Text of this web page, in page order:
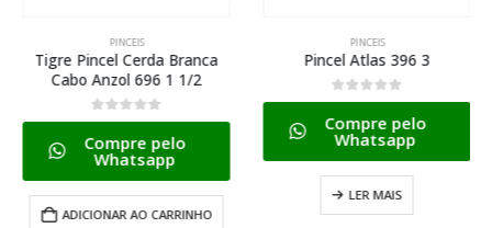
PINCEIS
Tigre Pincel Cerda Branca
Cabo Anzol 696 1 1/2
0de 5
Compre pelo
Whatsapp
ADICIONAR AO CARRINHO
PINCEIS
Pincel Atlas 396 3
0de 5
Compre pelo
Whatsapp
LER MAIS